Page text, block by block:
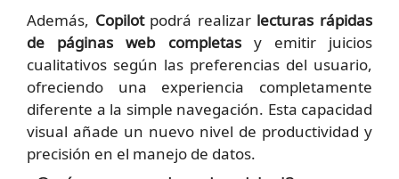
Además, Copilotpodrá realizar lecturas rápidas
de páginas web completasy emitir juicios
cualitativos según las preferencias del usuario,
ofreciendo una experiencia completamente
diferente a la simple navegación. Esta capacidad
visual añade un nuevo nivel de productividad y
precisión en el manejo de datos.